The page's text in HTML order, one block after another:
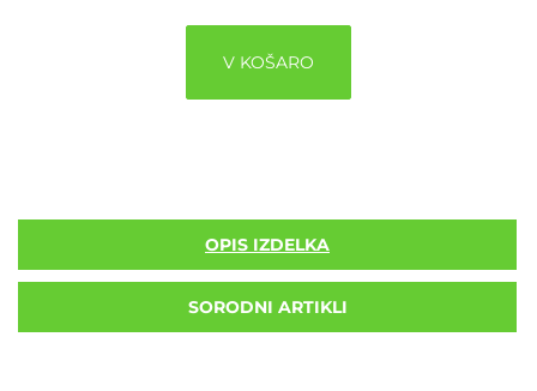
V KOŠARO
OPIS IZDELKA
SORODNI ARTIKLI